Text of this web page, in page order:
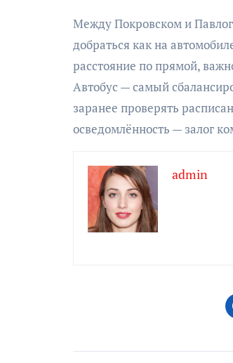
Между Покровском и
добраться как на
расстояние по прямой,
Автобус — самый
заранее проверять
осведомлённость — залог
admin